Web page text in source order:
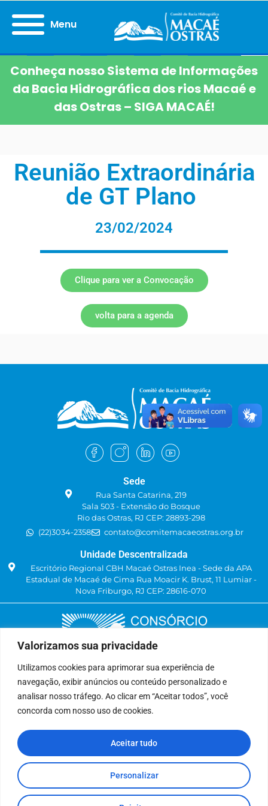
Valorizamos sua privacidade
Utilizamos cookies para aprimorar sua experiência de
navegação, exibir anúncios ou conteúdo personalizado e
analisar nosso tráfego. Ao clicar em “Aceitar todos”, você
concorda com nosso uso de cookies.
Personalizar
Aceitar tudo
Menu
Conheça nosso Sistema de Informações
da Bacia Hidrográfica dos rios Macaé e
das Ostras – SIGA MACAÉ!
Reunião Extraordinária
de GT Plano
23/02/2024
Clique para ver a Convocação
volta para a agenda
Sede
Rua Santa Catarina, 219
Sala 503 - Extensão do Bosque
Rio das Ostras, RJ CEP: 28893-298
(22)3034-2358
contato@comitemacaeostras.org.br
Unidade Descentralizada
Escritório Regional CBH Macaé Ostras Inea - Sede da APA
Estadual de Macaé de Cima Rua Moacir K. Brust, 11 Lumiar -
Nova Friburgo, RJ CEP: 28616-070
Delegatária (CILSJ)
Rua: Avenida Um, n° 01, Lote 01, Quadra 11
Bairro: Jardins de São Pedro
São Pedro da Aldeia, RJ
(22) 9 8841-2358
secretariaexecutiva@cilsj.org.br